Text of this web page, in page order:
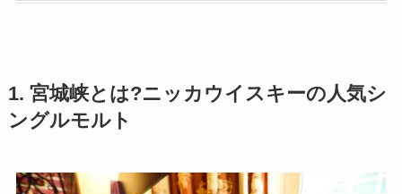
1. 宮城峡とは?ニッカウイスキーの人気シ
ングルモルト